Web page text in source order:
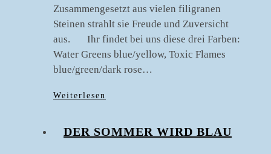
Zusammengesetzt aus vielen filigranen
Steinen strahlt sie Freude und Zuversicht
aus. Ihr findet bei uns diese drei Farben:
Water Greens blue/yellow, Toxic Flames
blue/green/dark rose…
Weiterlesen
DER SOMMER WIRD BLAU